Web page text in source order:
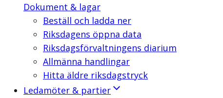
Dokument & lagar
Beställ och ladda ner
Riksdagens öppna data
Riksdagsförvaltningens diarium
Allmänna handlingar
Hitta äldre riksdagstryck
Ledamöter & partier